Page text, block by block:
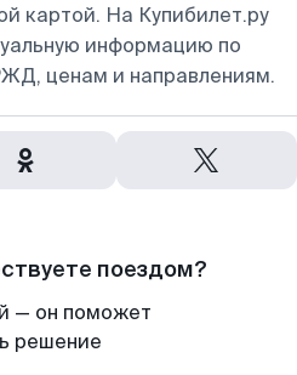
картой. На Купибилет.ру
информацию по
ценам и направлениям.
поездом?
— он поможет
решение